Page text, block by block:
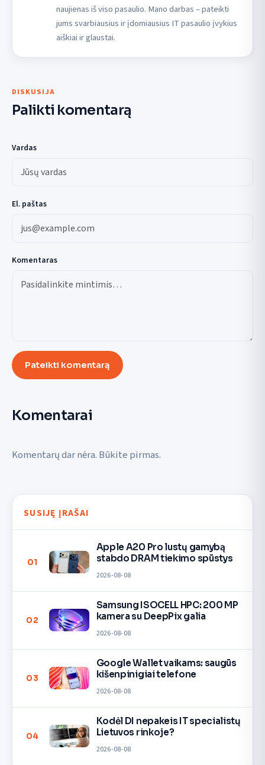
naujienas iš viso pasaulio. Mano darbas – pateikti
jums svarbiausius ir įdomiausius IT pasaulio įvykius
aiškiai ir glaustai.
DISKUSIJA
Palikti komentarą
Vardas
El. paštas
Komentaras
Pateikti komentarą
Komentarai
Komentarų dar nėra. Būkite pirmas.
SUSIJĘ ĮRAŠAI
01
Apple A20 Pro lustų gamybą
stabdo DRAM tiekimo spūstys
2026-08-08
02
Samsung ISOCELL HPC: 200 MP
kamera su DeepPix galia
2026-08-08
03
Google Wallet vaikams: saugūs
kišenpinigiai telefone
2026-08-08
04
Kodėl DI nepakeis IT specialistų
Lietuvos rinkoje?
2026-08-08